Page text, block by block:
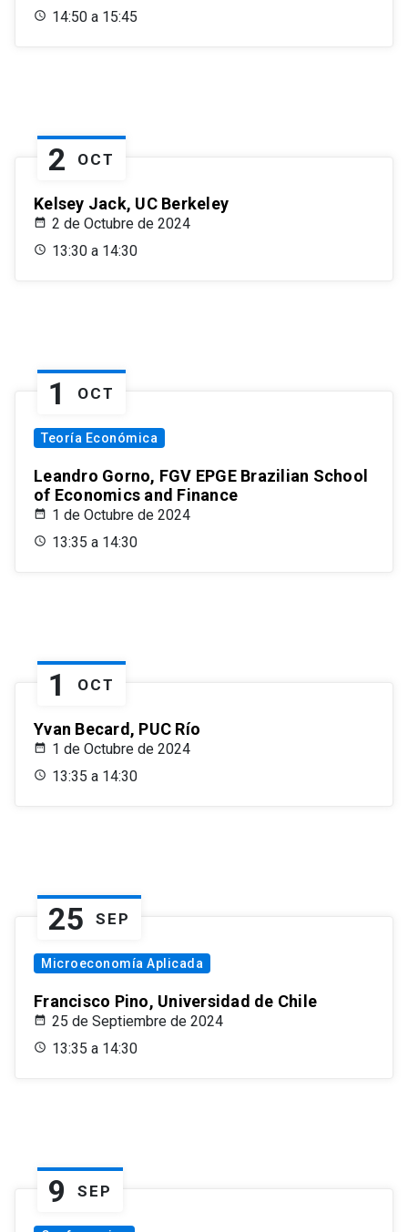
14:50 a 15:45
2 OCT
Kelsey Jack, UC Berkeley
2 de Octubre de 2024
13:30 a 14:30
1 OCT
Teoría Económica
Leandro Gorno, FGV EPGE Brazilian School
of Economics and Finance
1 de Octubre de 2024
13:35 a 14:30
1 OCT
Yvan Becard, PUC Río
1 de Octubre de 2024
13:35 a 14:30
25 SEP
Microeconomía Aplicada
Francisco Pino, Universidad de Chile
25 de Septiembre de 2024
13:35 a 14:30
9 SEP